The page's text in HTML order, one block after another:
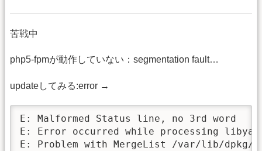
苦戦中
php5-fpmが動作していない：segmentation fault…
updateしてみる:error →
E: Malformed Status line, no 3rd word
E: Error occurred while processing
E: Problem with MergeList /var/lib/dpkg/